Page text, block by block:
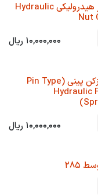
مهره بر هیدرولیکی Hydraulic
Nut
10,000,000 ریال
فلنج بازکن پینی (Pin Type
Hydraulic
10,000,000 ریال
285